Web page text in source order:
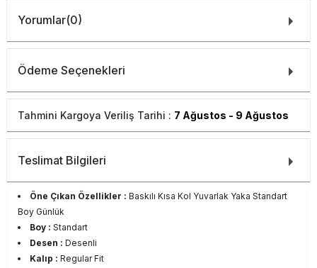
Yorumlar(0)
Ödeme Seçenekleri
Tahmini Kargoya Veriliş Tarihi : 7 Ağustos - 9 Ağustos
Teslimat Bilgileri
Öne Çıkan Özellikler : Baskılı Kısa Kol Yuvarlak Yaka Standart
Boy Günlük
Boy : Standart
Desen : Desenli
Kalıp : Regular Fit